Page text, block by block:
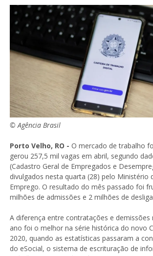
© Agência Brasil
Porto Velho, RO - O mercado de trabalho
gerou 257,5 mil vagas em abril, segundo
(Cadastro Geral de Empregados e
divulgados nesta quarta (28) pelo Ministério
Emprego. O resultado do mês passado foi
milhões de admissões e 2 milhões de
A diferença entre contratações e
ano foi o melhor na série histórica do novo
2020, quando as estatísticas passaram a
do eSocial, o sistema de escrituração de